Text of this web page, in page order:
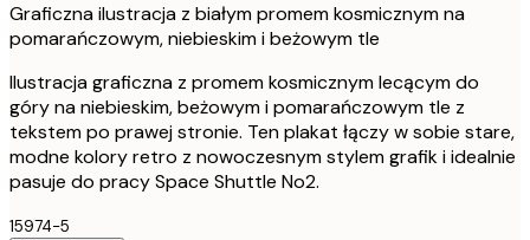
Graficzna ilustracja z białym promem kosmicznym na
pomarańczowym, niebieskim i beżowym tle
Ilustracja graficzna z promem kosmicznym lecącym do
góry na niebieskim, beżowym i pomarańczowym tle z
tekstem po prawej stronie. Ten plakat łączy w sobie stare,
modne kolory retro z nowoczesnym stylem grafik i idealnie
pasuje do pracy Space Shuttle No2.
15974-5